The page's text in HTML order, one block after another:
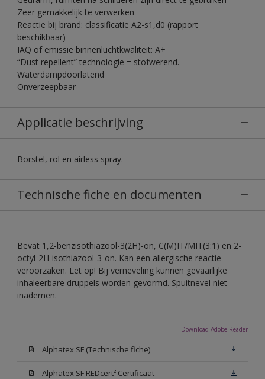
Zeer gemakkelijk te verwerken
Reactie bij brand: classificatie A2-s1,d0 (rapport
beschikbaar)
IAQ of emissie binnenluchtkwaliteit: A+
“Dust repellent” technologie = stofwerend.
Waterdampdoorlatend
Onverzeepbaar
Applicatie beschrijving
Borstel, rol en airless spray.
Technische fiche en documenten
Bevat 1,2-benzisothiazool-3(2H)-on, C(M)IT/MIT(3:1) en 2-
octyl-2H-isothiazool-3-on. Kan een allergische reactie
veroorzaken. Let op! Bij verneveling kunnen gevaarlijke
inhaleerbare druppels worden gevormd. Spuitnevel niet
inademen.
Download Adobe Reader
Alphatex SF (Technische fiche)
Alphatex SF REDcert² Certificaat